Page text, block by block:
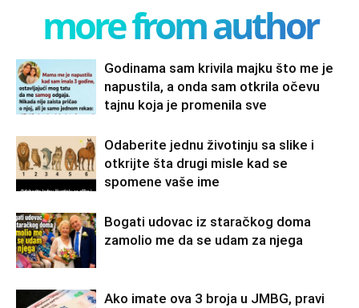
more from author
Godinama sam krivila majku što me je
napustila, a onda sam otkrila očevu
tajnu koja je promenila sve
Odaberite jednu životinju sa slike i
otkrijte šta drugi misle kad se
spomene vaše ime
Bogati udovac iz staračkog doma
zamolio me da se udam za njega
Ako imate ova 3 broja u JMBG, pravi